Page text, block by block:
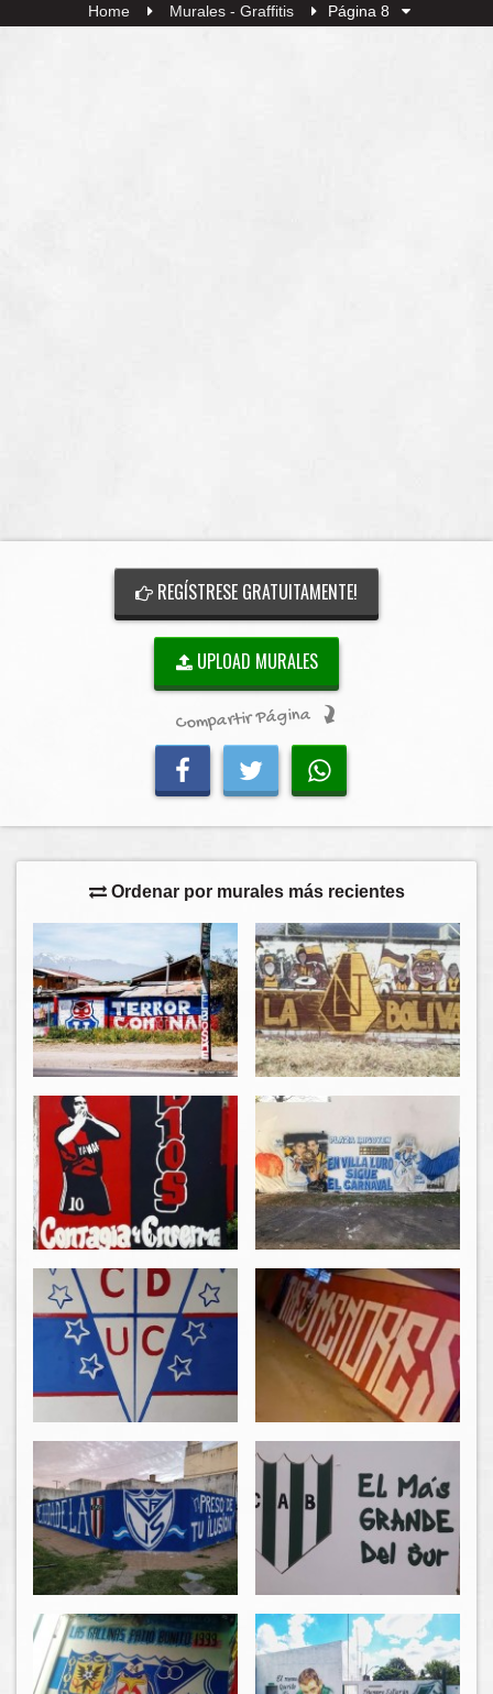
Home Murales - Graffitis Página 8
REGÍSTRESE GRATUITAMENTE!
UPLOAD MURALES
Compartir Página
Ordenar por murales más recientes